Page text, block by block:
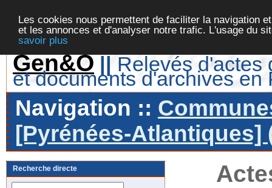
Les cookies nous permettent de faciliter la navigation
et les annonces et d'analyser notre trafic. L'usage du
savoir plus
Gen&O || Relevés d'actes
et documents d'archives en
Navigation ::
[Pyrénées-Atlantiques]
Recherche directe